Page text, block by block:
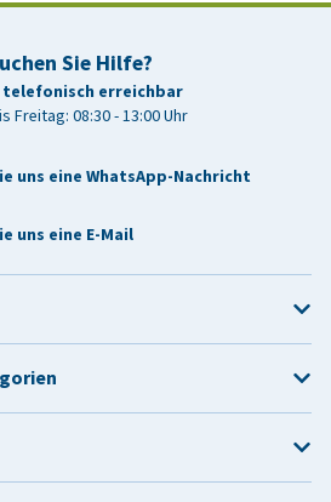
Sie Hilfe?
telefonisch erreichbar
Freitag: 08:30 - 13:00 Uhr
uns eine WhatsApp-Nachricht
uns eine E-Mail